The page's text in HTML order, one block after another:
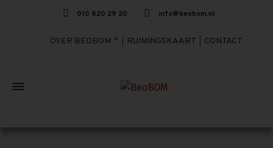
010 820 29 20 info@beobom.nl
OVER BEOBOM RUIMINGSKAART CONTACT